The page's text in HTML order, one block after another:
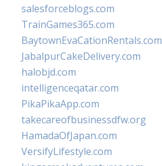
salesforceblogs.com
TrainGames365.com
BaytownEvaCationRentals.com
JabalpurCakeDelivery.com
halobjd.com
intelligenceqatar.com
PikaPikaApp.com
takecareofbusinessdfw.org
HamadaOfJapan.com
VersifyLifestyle.com